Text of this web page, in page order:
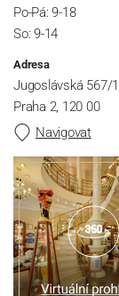
Po-Pá: 9-18
So: 9-14
Adresa
Jugoslávská 567/
Praha 2, 120 00
Navigovat